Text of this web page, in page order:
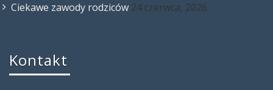
Ciekawe zawody rodziców 24 czerwca, 2026
Kontakt